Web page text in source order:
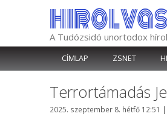
A Tudózsidó unortodox
CÍMLAP ZSNET
Terrortámadás
2025. szeptember 8. hétfő 12:51 |